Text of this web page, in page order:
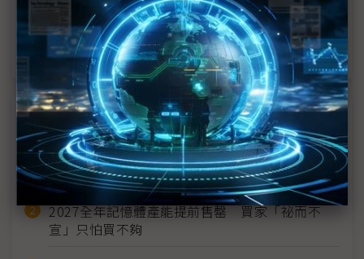
OpenClaw撼動NVIDIA CUDA護城河 蘋果Mac mini
意外受惠
近７天熱門報導
MLCC訂單過熱、出貨比創高 村田示警全球AI基
建熱潮將趨緩
2027全年記憶體產能提前售罄 買家「祕而不
宣」只怕買不夠